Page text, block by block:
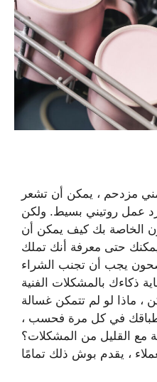
مزدحم ، يمكن أن تشعر
عمل روتيني بسيط. ولكن
الخاصة بك كيف يمكن أن
حتى معرفة أنك تملك
يجب أن تجنب الشراء
ذكاءك بالمشكلات الفنية
، ماذا لو لم تتمكن غسالة
في كل مرة فحسب ،
مع القليل من المشكلات؟